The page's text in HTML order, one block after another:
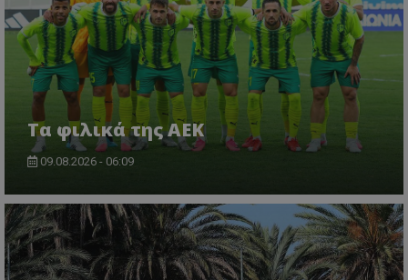
Τα φιλικά της ΑΕΚ
09.08.2026 - 06:09